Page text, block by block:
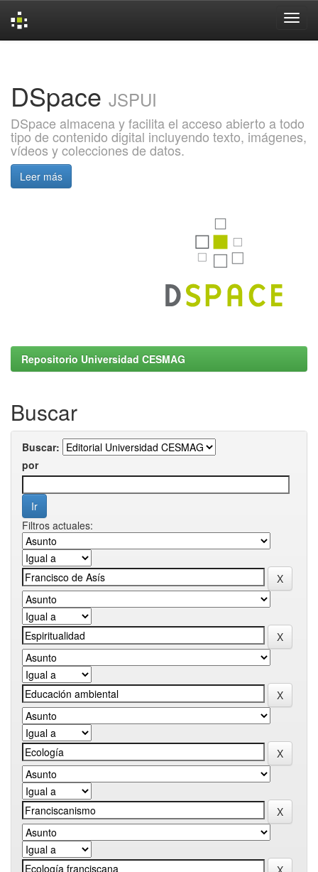
DSpace JSPUI
DSpace almacena y facilita el acceso abierto a todo
tipo de contenido digital incluyendo texto, imágenes,
vídeos y colecciones de datos.
Leer más
Repositorio Universidad CESMAG
Buscar
Buscar:
por
Filtros actuales: